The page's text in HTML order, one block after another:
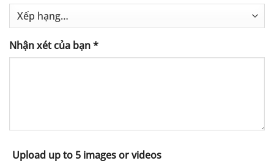
Nhận xét của bạn*
Upload up to 5 images or videos